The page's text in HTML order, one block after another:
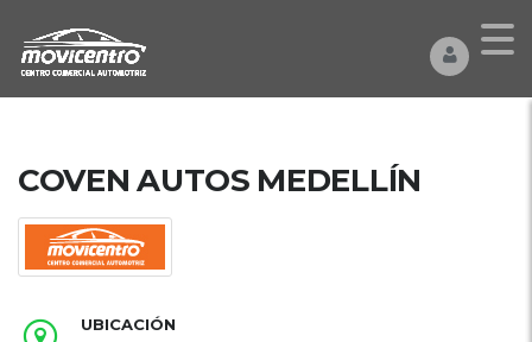
COVEN AUTOS MEDELLÍN
UBICACIÓN